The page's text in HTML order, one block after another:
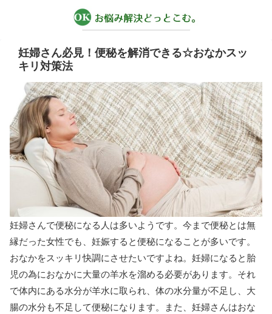
妊婦さん必見！便秘を解消できる☆おなかスッ
キリ対策法
妊婦さんで便秘になる人は多いようです。今まで便秘とは無
縁だった女性でも、妊娠すると便秘になることが多いです。
おなかをスッキリ快調にさせたいですよね。妊婦になると胎
児の為におなかに大量の羊水を溜める必要があります。それ
で体内にある水分が羊水に取られ、体の水分量が不足し、大
腸の水分も不足して便秘になります。また、妊婦さんはおな